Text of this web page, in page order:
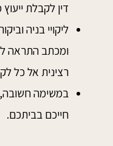
דין לקבלת
ליקויי בניה
ומכתב התראה
רצינית אל כל
במשימה
חייכם בביתכם.